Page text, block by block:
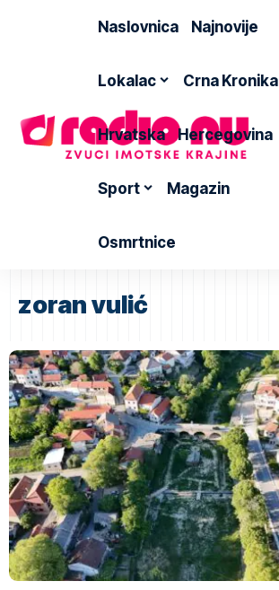
Naslovnica Najnovije
Lokalac Crna Kronika
Hrvatska Hercegovina
Sport Magazin
Osmrtnice
zoran vulić